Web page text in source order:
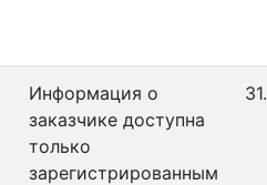
Информация о
заказчике доступна
только
зарегистрированным